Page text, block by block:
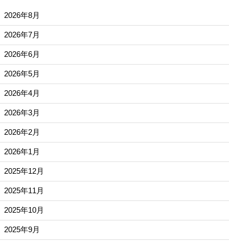
2026年8月
2026年7月
2026年6月
2026年5月
2026年4月
2026年3月
2026年2月
2026年1月
2025年12月
2025年11月
2025年10月
2025年9月